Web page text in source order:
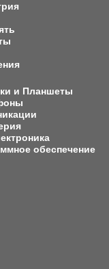
и Планшеты
обеспечение